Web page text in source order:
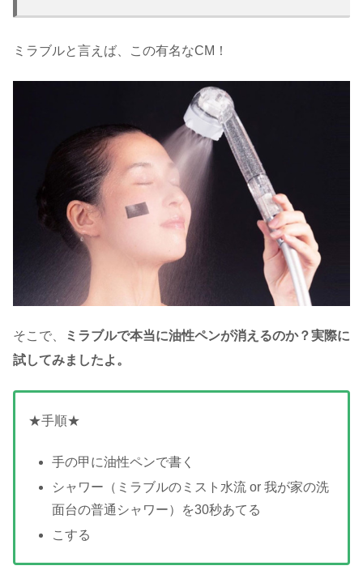
ミラブルと言えば、この有名なCM！
そこで、
ミラブルで本当に油性ペンが消えるのか？実際に
試してみましたよ。
★手順★
手の甲に油性ペンで書く
シャワー（ミラブルのミスト水流 or 我が家の洗
面台の普通シャワー）を30秒あてる
こする